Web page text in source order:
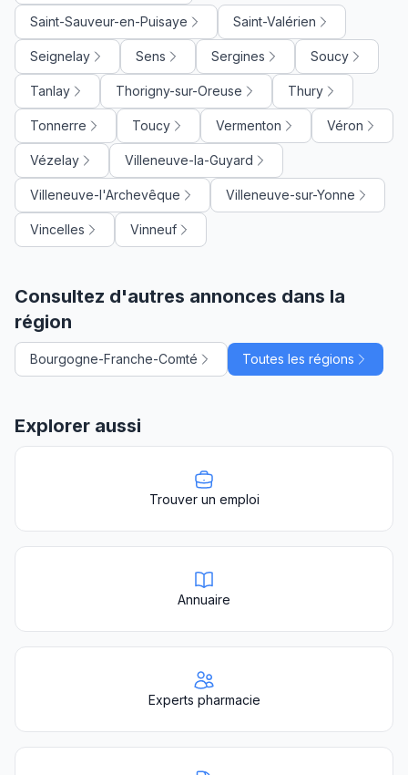
Saint-Sauveur-en-Puisaye Saint-Valérien
Seignelay Sens Sergines Soucy
Tanlay Thorigny-sur-Oreuse Thury
Tonnerre Toucy Vermenton Véron
Vézelay Villeneuve-la-Guyard
Villeneuve-l'Archevêque Villeneuve-sur-Yonne
Vincelles Vinneuf
Consultez d'autres annonces dans la
région
Bourgogne-Franche-Comté Toutes les régions
Explorer aussi
Trouver un emploi
Annuaire
Experts pharmacie